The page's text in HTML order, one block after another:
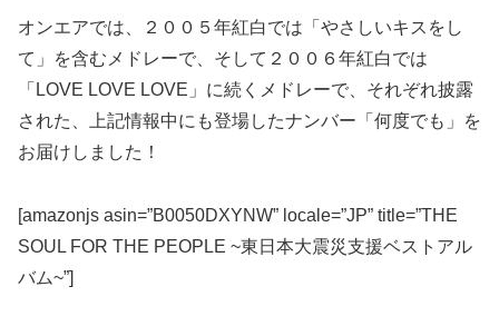
オンエアでは、２００５年紅白では「やさしいキスをし
て」を含むメドレーで、そして２００６年紅白では
「LOVE LOVE LOVE」に続くメドレーで、それぞれ披露
された、上記情報中にも登場したナンバー「何度でも」を
お届けしました！
[amazonjs asin=”B0050DXYNW” locale=”JP” title=”THE
SOUL FOR THE PEOPLE ~東日本大震災支援ベストアル
バム~”]